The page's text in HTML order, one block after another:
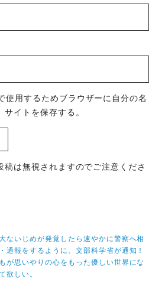
使用するためブラウザーに自分の名
イトを保存する。
稿は無視されますのでご注意くださ
ないじめが発覚したら速やかに警察へ相
通報をするように、文部科学省が通知！
が思いやりの心をもった優しい世界にな
欲しい。